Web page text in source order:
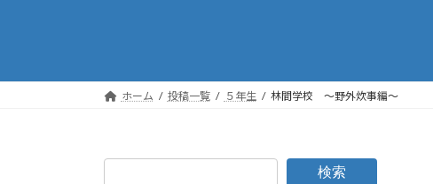
プ
動
ホーム 投稿一覧 ５年生 林間学校 ～野外炊事編～
検索